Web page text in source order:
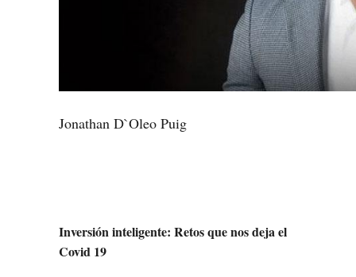
Jonathan D`Oleo Puig
Inversión inteligente: Retos que nos deja el
Covid 19